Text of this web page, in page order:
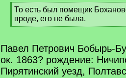
[
q
]
То есть был помещик
вроде, его не была.
[
q
]
Павел Петрович Бобырь-
ок. 1863? рождение:
Пирятинский уезд,